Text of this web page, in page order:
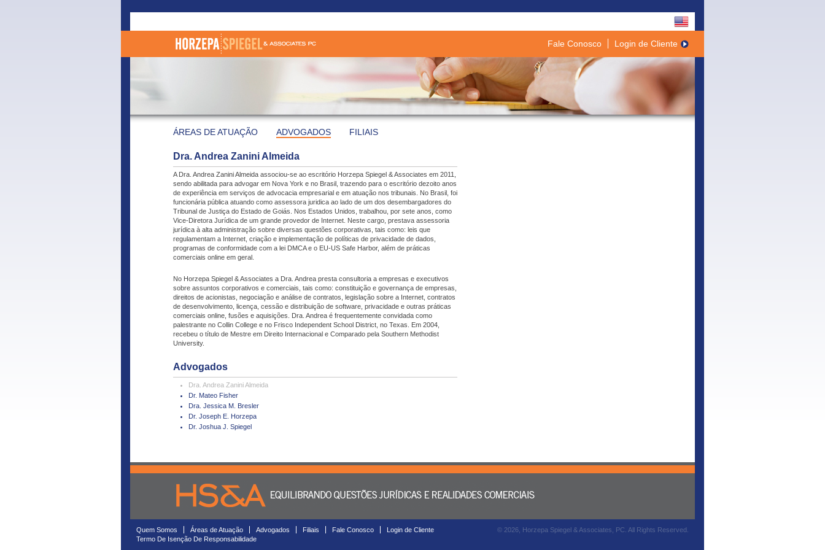
Fale Conosco Login de Cliente
ÁREAS DE ATUAÇÃO ADVOGADOS FILIAIS
Dra. Andrea Zanini Almeida
A Dra. Andrea Zanini Almeida associou-se ao escritório Horzepa Spiegel & Associates em 2011,
sendo abilitada para advogar em Nova York e no Brasil, trazendo para o escritório dezoito anos
de experiência em serviços de advocacia empresarial e em atuação nos tribunais. No Brasil, foi
funcionária pública atuando como assessora juridica ao lado de um dos desembargadores do
Tribunal de Justiça do Estado de Goiás. Nos Estados Unidos, trabalhou, por sete anos, como
Vice-Diretora Jurídica de um grande provedor de Internet. Neste cargo, prestava assessoria
jurídica à alta administração sobre diversas questões corporativas, tais como: leis que
regulamentam a Internet, criação e implementação de políticas de privacidade de dados,
programas de conformidade com a lei DMCA e o EU-US Safe Harbor, além de práticas
comerciais online em geral.
No Horzepa Spiegel & Associates a Dra. Andrea presta consultoria a empresas e executivos
sobre assuntos corporativos e comerciais, tais como: constituição e governança de empresas,
direitos de acionistas, negociação e análise de contratos, legislação sobre a Internet, contratos
de desenvolvimento, licença, cessão e distribuição de software, privacidade e outras práticas
comerciais online, fusões e aquisições. Dra. Andrea é frequentemente convidada como
palestrante no Collin College e no Frisco Independent School District, no Texas. Em 2004,
recebeu o título de Mestre em Direito Internacional e Comparado pela Southern Methodist
University.
Advogados
Dra. Andrea Zanini Almeida
Dr. Mateo Fisher
Dra. Jessica M. Bresler
Dr. Joseph E. Horzepa
Dr. Joshua J. Spiegel
Quem Somos Áreas de Atuação Advogados Filiais Fale Conosco Login de Cliente
© 2026, Horzepa Spiegel & Associates, PC. All Rights Reserved.
Termo De Isenção De Responsabilidade